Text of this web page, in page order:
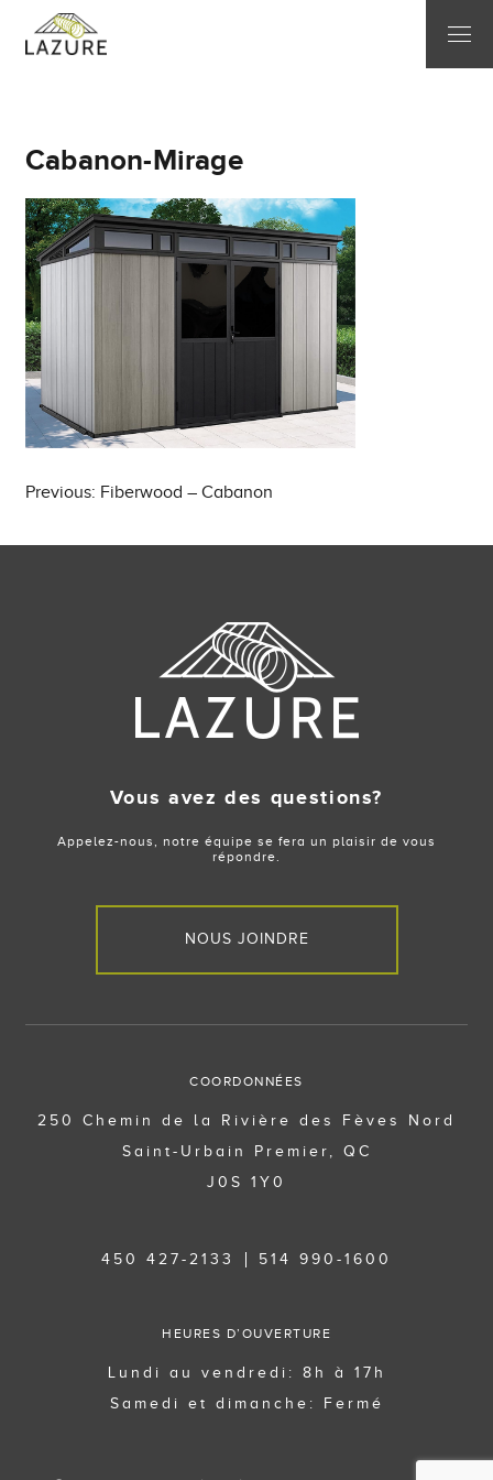
Cabanon-Mirage
Post
navigation
Previous: Fiberwood – Cabanon
Vous avez des questions?
Appelez-nous, notre équipe se fera un plaisir de vous
répondre.
NOUS JOINDRE
COORDONNÉES
250 Chemin de la Rivière des Fèves Nord
Saint-Urbain Premier, QC
J0S 1Y0
450 427-2133 514 990-1600
HEURES D’OUVERTURE
Lundi au vendredi: 8h à 17h
Samedi et dimanche: Fermé